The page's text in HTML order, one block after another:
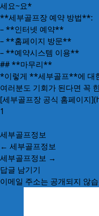
세요~요*
**세부골프장 예약 방법**:
– **인터넷 예약**
– **홈페이지 방문**
– **예약시스템 이용**
## **마무리**
*이렇게 **세부골프**에 대
여러분도 기회가 된다면 꼭
[세부골프장 공식 홈페이
1
세부골프정보
← 세부골프정보
세부골프정보 →
답글 남기기
이메일 주소는 공개되지 않